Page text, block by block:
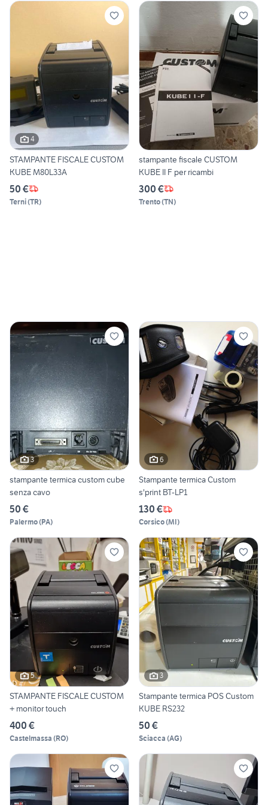
4
STAMPANTE FISCALE CUSTOM
KUBE M80L33A
50 €
Terni(TR)
stampante fiscale CUSTOM
KUBE II F per ricambi
300 €
Trento(TN)
3
stampante termica custom cube
senza cavo
50 €
Palermo(PA)
6
Stampante termica Custom
s'print BT-LP1
130 €
Corsico(MI)
5
STAMPANTE FISCALE CUSTOM
+ monitor touch
400 €
Castelmassa (RO)
3
Stampante termica POS Custom
KUBE RS232
50 €
Sciacca (AG)